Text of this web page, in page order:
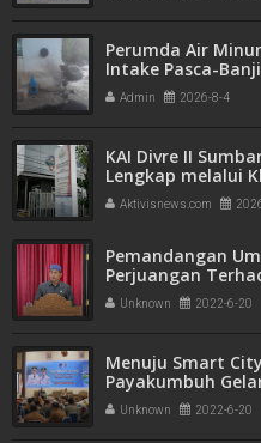
Perumda Air
Intake Pasca-
Admin 2026-8-4
KAI Divre II
Lengkap melalui
Fasilitas
Aktivisnews.com
Pemandangan
Perjuangan
Paripurna
Unknown 2022-6-20
Menuju Smart
Payakumbuh
PlanUnknown 2022-6-20